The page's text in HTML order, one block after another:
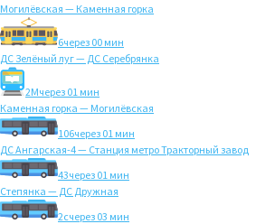
Могилёвская — Каменная горка
6через 00 мин
ДС Зелёный луг — ДС Серебрянка
2Mчерез 01 мин
Каменная горка — Могилёвская
106через 01 мин
ДС Ангарская-4 — Станция метро Тракторный завод
43через 01 мин
Степянка — ДС Дружная
2счерез 03 мин